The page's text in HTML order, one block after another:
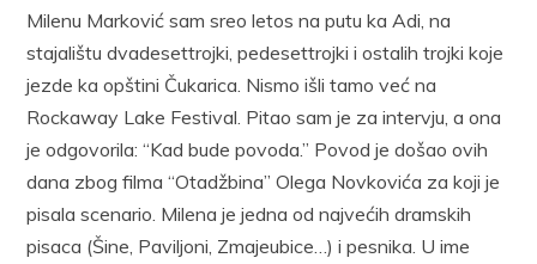
Milenu Marković sam sreo letos na putu ka Adi, na
stajalištu dvadesettrojki, pedesettrojki i ostalih trojki koje
jezde ka opštini Čukarica. Nismo išli tamo već na
Rockaway Lake Festival. Pitao sam je za intervju, a ona
je odgovorila: “Kad bude povoda.” Povod je došao ovih
dana zbog filma “Otadžbina” Olega Novkovića za koji je
pisala scenario. Milena je jedna od najvećih dramskih
pisaca (Šine, Paviljoni, Zmajeubice…) i pesnika. U ime